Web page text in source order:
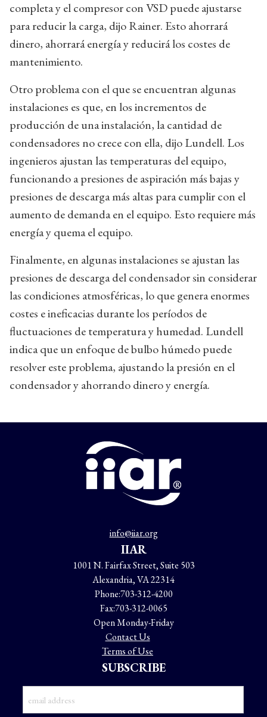
completa y el compresor con VSD puede ajustarse
para reducir la carga, dijo Rainer. Esto ahorrará
dinero, ahorrará energía y reducirá los costes de
mantenimiento.
Otro problema con el que se encuentran algunas
instalaciones es que, en los incrementos de
producción de una instalación, la cantidad de
condensadores no crece con ella, dijo Lundell. Los
ingenieros ajustan las temperaturas del equipo,
funcionando a presiones de aspiración más bajas y
presiones de descarga más altas para cumplir con el
aumento de demanda en el equipo. Esto requiere más
energía y quema el equipo.
Finalmente, en algunas instalaciones se ajustan las
presiones de descarga del condensador sin considerar
las condiciones atmosféricas, lo que genera enormes
costes e ineficacias durante los períodos de
fluctuaciones de temperatura y humedad. Lundell
indica que un enfoque de bulbo húmedo puede
resolver este problema, ajustando la presión en el
condensador y ahorrando dinero y energía.
info@iiar.org
IIAR
1001 N. Fairfax Street, Suite 503
Alexandria, VA 22314
Phone:703-312-4200
Fax:703-312-0065
Open Monday-Friday
Contact Us
Terms of Use
SUBSCRIBE